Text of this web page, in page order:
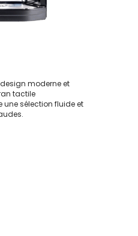
moderne et
tactile
une sélection fluide et